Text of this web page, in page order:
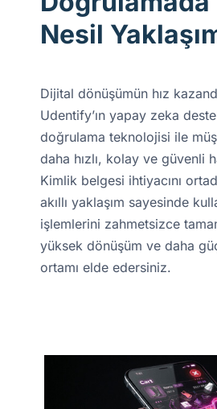
Nesil
Dijital dönüşümün hız
Udentify’ın yapay zeka
doğrulama teknolojisi ile
daha hızlı, kolay ve güvenli
Kimlik belgesi ihtiyacını
akıllı yaklaşım sayesinde
işlemlerini zahmetsizce
yüksek dönüşüm ve daha
ortamı elde edersiniz.